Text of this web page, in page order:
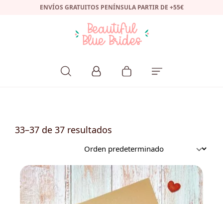
ENVÍOS GRATUITOS PENÍNSULA PARTIR DE +55€
33–37 de 37 resultados